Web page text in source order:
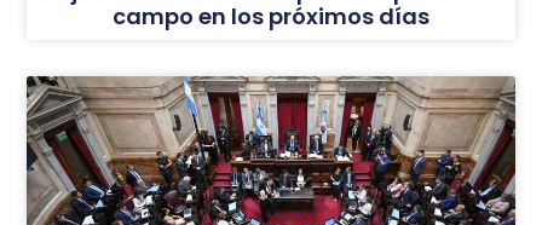
campo en los próximos días